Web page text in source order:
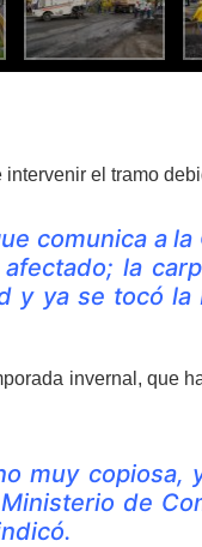
el tramo
comunica a la
la
y ya se tocó
invernal, que
muy copiosa,
de